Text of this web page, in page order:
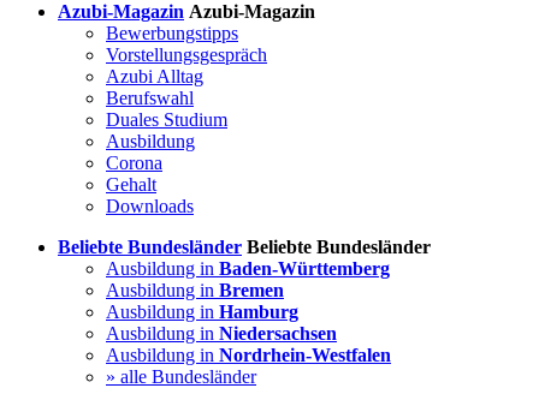
Azubi-Magazin Azubi-Magazin
Bewerbungstipps
Vorstellungsgespräch
Azubi Alltag
Berufswahl
Duales Studium
Ausbildung
Corona
Gehalt
Downloads
Beliebte Bundesländer Beliebte Bundesländer
Ausbildung in Baden-Württemberg
Ausbildung in Bremen
Ausbildung in Hamburg
Ausbildung in Niedersachsen
Ausbildung in Nordrhein-Westfalen
» alle Bundesländer